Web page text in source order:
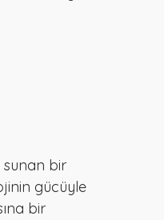
sunan bir
gücüyle
bir